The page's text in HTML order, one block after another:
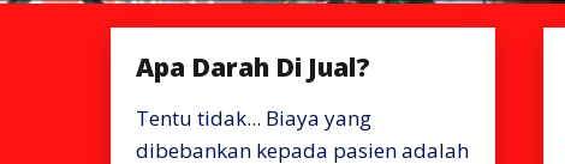
Apa Darah Di Jual?
Tentu tidak... Biaya yang
dibebankan kepada pasien adalah